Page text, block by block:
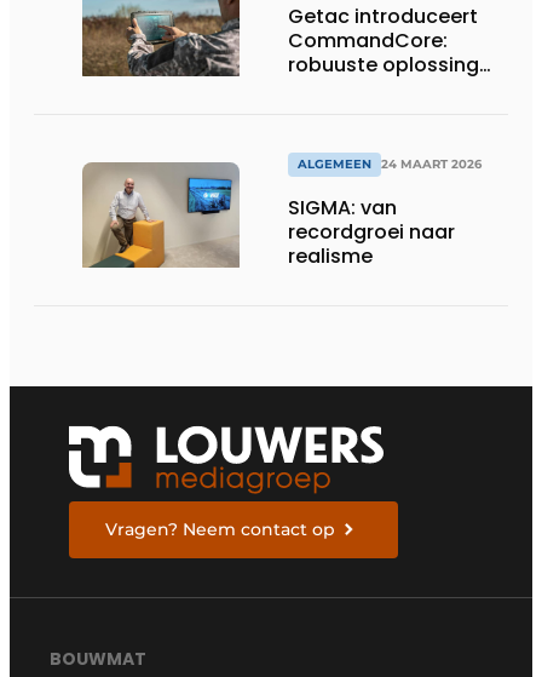
Getac introduceert
CommandCore:
robuuste oplossing
ALGEMEEN 24 MAART 2026
SIGMA: van
recordgroei naar
realisme
Vragen? Neem contact op
BOUWMAT